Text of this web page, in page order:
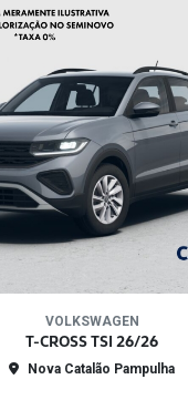
VOLKSWAGEN
T-CROSS TSI 26/26
Nova Catalão Pampulha